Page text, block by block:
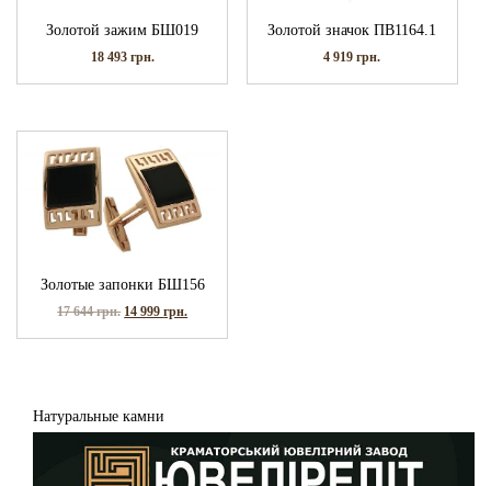
Золотой зажим БШ019
18 493 грн.
Золотой значок ПВ1164.1
4 919грн.
Золотые запонки БШ156
17 644грн. 14 999грн.
Натуральные камни